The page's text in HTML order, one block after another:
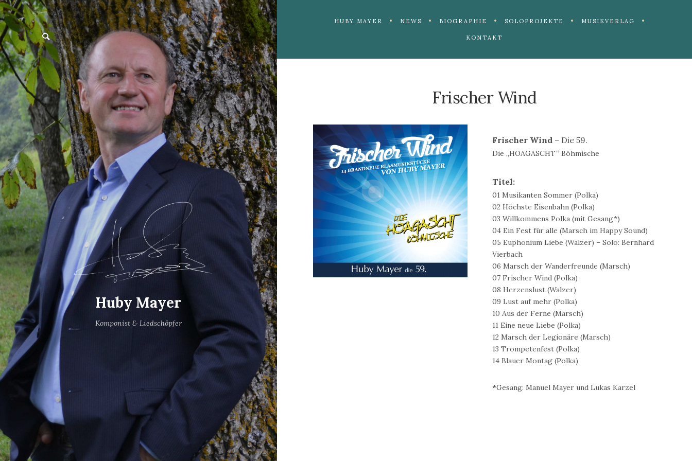
postpass2
Huby Mayer
Komponist & Liedschöpfer
HUBY MAYER NEWS BIOGRAPHIE SOLOPROJEKTE MUSIKVERLAG
KONTAKT
Frischer Wind
Frischer Wind – Die 59.
Die „HOAGASCHT“ Böhmische
Titel:
01 Musikanten Sommer (Polka)
02 Höchste Eisenbahn (Polka)
03 Willkommens Polka (mit Gesang*)
04 Ein Fest für alle (Marsch im Happy Sound)
05 Euphonium Liebe (Walzer) – Solo: Bernhard
Vierbach
06 Marsch der Wanderfreunde (Marsch)
07 Frischer Wind (Polka)
08 Herzenslust (Walzer)
09 Lust auf mehr (Polka)
10 Aus der Ferne (Marsch)
11 Eine neue Liebe (Polka)
12 Marsch der Legionäre (Marsch)
13 Trompetenfest (Polka)
14 Blauer Montag (Polka)
*Gesang: Manuel Mayer und Lukas Karzel